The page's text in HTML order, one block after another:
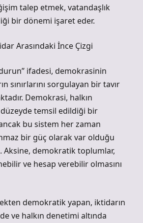
talep etmek, vatandaşlık
bir dönemi işaret eder.
Arasındaki İnce Çizgi
ifadesi, demokrasinin
sınırlarını sorgulayan bir tavır
Demokrasi, halkın
temsil edildiği bir
bu sistem her zaman
bir güç olarak var olduğu
Aksine, demokratik toplumlar,
ve hesap verebilir olmasını
demokratik yapan, iktidarın
ve halkın denetimi altında